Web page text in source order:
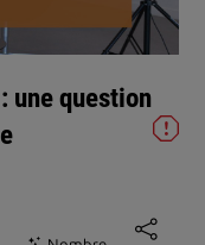
une question